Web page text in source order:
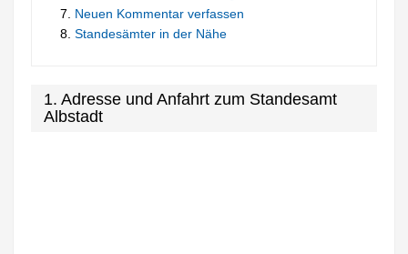
Neuen Kommentar verfassen
Standesämter in der Nähe
1. Adresse und Anfahrt zum Standesamt
Albstadt